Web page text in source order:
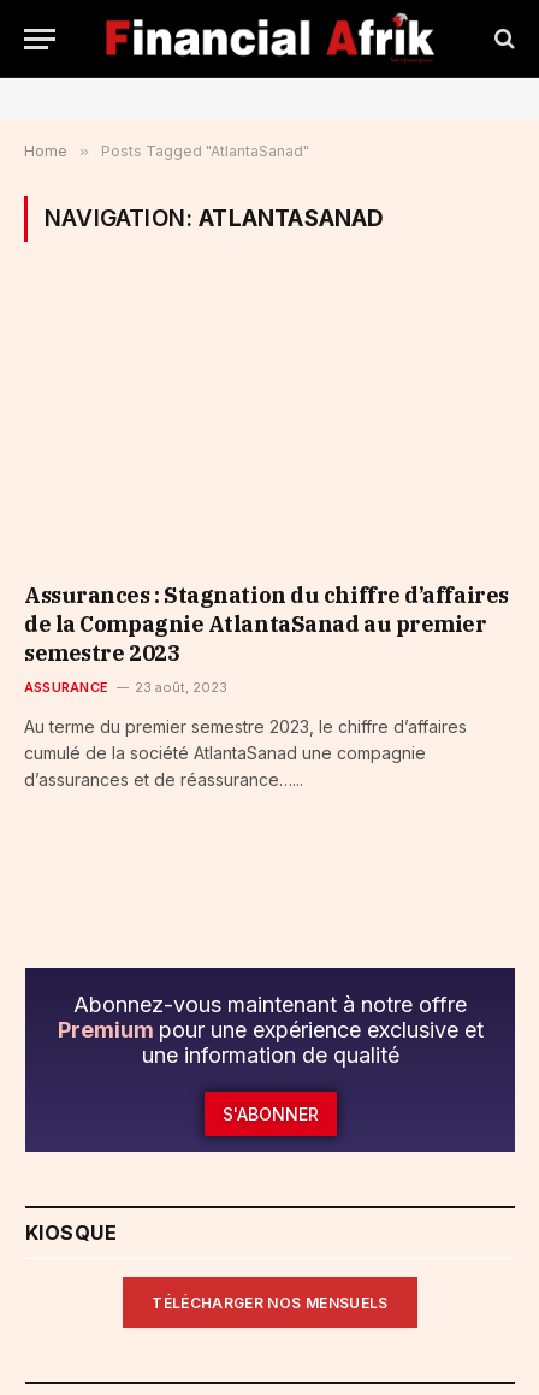
Home » Posts Tagged "AtlantaSanad"
NAVIGATION:ATLANTASANAD
Assurances : Stagnation du chiffre d’affaires
de la Compagnie AtlantaSanad au premier
semestre 2023
ASSURANCE 23 août, 2023
Au terme du premier semestre 2023, le chiffre d’affaires
cumulé de la société AtlantaSanad une compagnie
d’assurances et de réassurance…...
Abonnez-vous maintenant à notre offre
Premium pour une expérience exclusive et
une information de qualité
S'ABONNER
KIOSQUE
TÉLÉCHARGER NOS MENSUELS